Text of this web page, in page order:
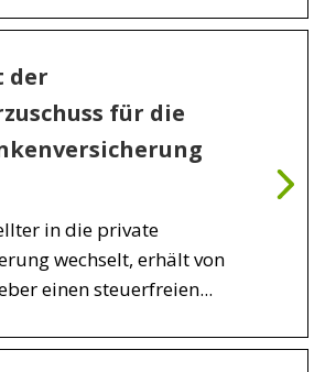
der
für die
in die private
wechselt, erhält von
einen steuerfreien...